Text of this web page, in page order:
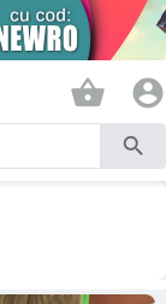
shopping_basket account_circle
search